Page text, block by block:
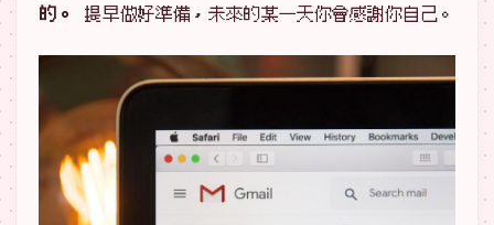
的。
提早做好準備，未來的某一天你會感謝你自己。